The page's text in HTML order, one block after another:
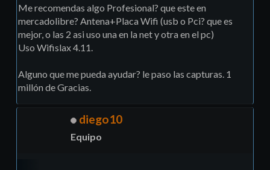
Me recomendas algo Profesional? que este en
mercadolibre? Antena+Placa Wifi (usb o Pci? que es
mejor, o las 2 asi uso una en la net y otra en el pc)
Uso Wifislax 4.11.
Alguno que me pueda ayudar? le paso las capturas. 1
millón de Gracias.
diego10
Equipo